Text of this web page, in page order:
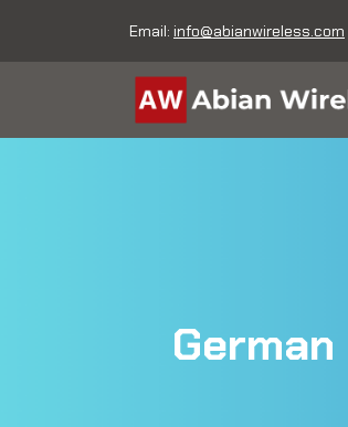
Email: info@abianwireless.com